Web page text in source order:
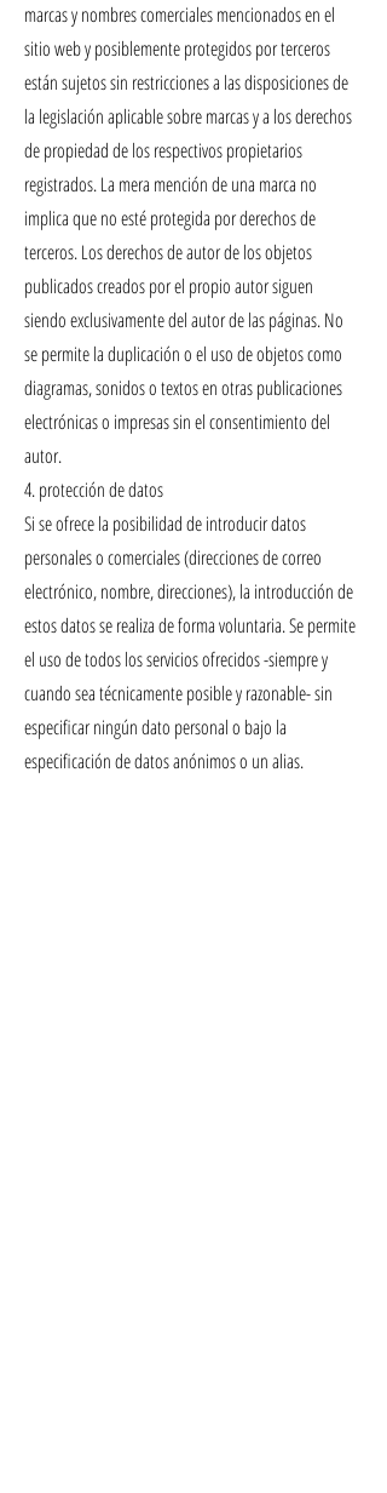
marcas y nombres comerciales mencionados en el
sitio web y posiblemente protegidos por terceros
están sujetos sin restricciones a las disposiciones de
la legislación aplicable sobre marcas y a los derechos
de propiedad de los respectivos propietarios
registrados. La mera mención de una marca no
implica que no esté protegida por derechos de
terceros. Los derechos de autor de los objetos
publicados creados por el propio autor siguen
siendo exclusivamente del autor de las páginas. No
se permite la duplicación o el uso de objetos como
diagramas, sonidos o textos en otras publicaciones
electrónicas o impresas sin el consentimiento del
autor.
4. protección de datos
Si se ofrece la posibilidad de introducir datos
personales o comerciales (direcciones de correo
electrónico, nombre, direcciones), la introducción de
estos datos se realiza de forma voluntaria. Se permite
el uso de todos los servicios ofrecidos -siempre y
cuando sea técnicamente posible y razonable- sin
especificar ningún dato personal o bajo la
especificación de datos anónimos o un alias.